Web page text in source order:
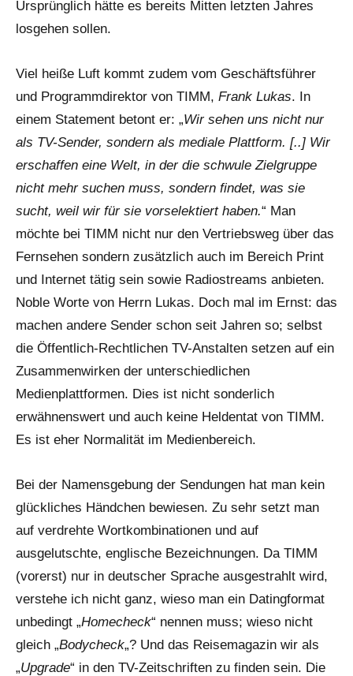
Ursprünglich hätte es bereits Mitten letzten Jahres
losgehen sollen.
Viel heiße Luft kommt zudem vom Geschäftsführer
und Programmdirektor von TIMM, Frank Lukas. In
einem Statement betont er: „Wir sehen uns nicht nur
als TV-Sender, sondern als mediale Plattform. [..] Wir
erschaffen eine Welt, in der die schwule Zielgruppe
nicht mehr suchen muss, sondern findet, was sie
sucht, weil wir für sie vorselektiert haben.“ Man
möchte bei TIMM nicht nur den Vertriebsweg über das
Fernsehen sondern zusätzlich auch im Bereich Print
und Internet tätig sein sowie Radiostreams anbieten.
Noble Worte von Herrn Lukas. Doch mal im Ernst: das
machen andere Sender schon seit Jahren so; selbst
die Öffentlich-Rechtlichen TV-Anstalten setzen auf ein
Zusammenwirken der unterschiedlichen
Medienplattformen. Dies ist nicht sonderlich
erwähnenswert und auch keine Heldentat von TIMM.
Es ist eher Normalität im Medienbereich.
Bei der Namensgebung der Sendungen hat man kein
glückliches Händchen bewiesen. Zu sehr setzt man
auf verdrehte Wortkombinationen und auf
ausgelutschte, englische Bezeichnungen. Da TIMM
(vorerst) nur in deutscher Sprache ausgestrahlt wird,
verstehe ich nicht ganz, wieso man ein Datingformat
unbedingt „Homecheck“ nennen muss; wieso nicht
gleich „Bodycheck„? Und das Reisemagazin wir als
„Upgrade“ in den TV-Zeitschriften zu finden sein. Die